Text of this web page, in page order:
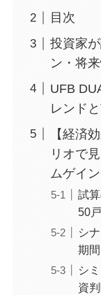
目次
投資家
ン・将
UFB
レンド
【経済
リオで
ムゲイン
試
50戸
シ
期間
シ
資